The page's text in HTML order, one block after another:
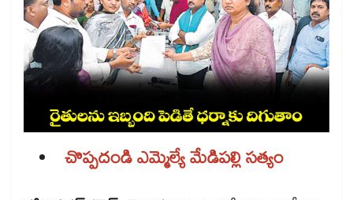
చొప్పదండి ఎమ్మెల్యే మేడిపల్లి సత్యం